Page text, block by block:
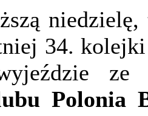
34.
Polonia